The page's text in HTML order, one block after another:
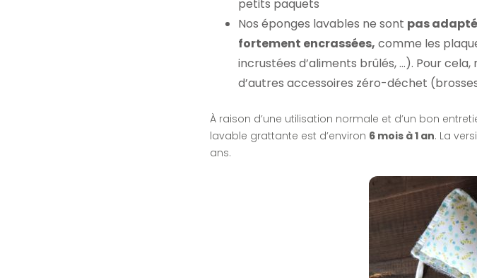
petits paquets
Nos éponges lavables ne sont pas
fortement encrassées, comme les
incrustées d’aliments brûlés, …). Pour
d’autres accessoires zéro-déchet
À raison d’une utilisation normale et d’un bon
lavable grattante est d’environ 6 mois à 1 an. La
ans.